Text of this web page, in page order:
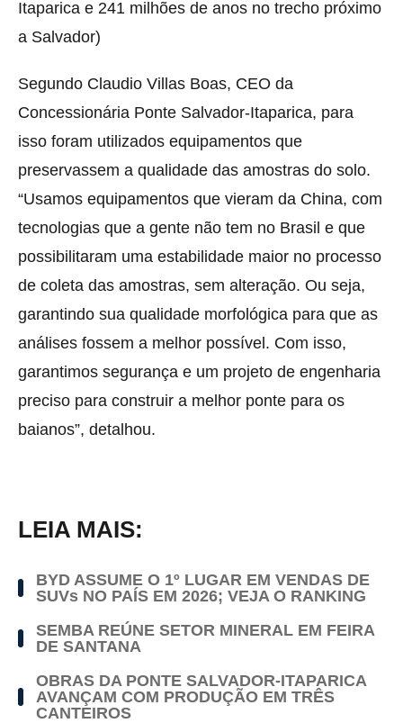
Itaparica e 241 milhões de anos no trecho próximo
a Salvador)
Segundo Claudio Villas Boas, CEO da
Concessionária Ponte Salvador-Itaparica, para
isso foram utilizados equipamentos que
preservassem a qualidade das amostras do solo.
“Usamos equipamentos que vieram da China, com
tecnologias que a gente não tem no Brasil e que
possibilitaram uma estabilidade maior no processo
de coleta das amostras, sem alteração. Ou seja,
garantindo sua qualidade morfológica para que as
análises fossem a melhor possível. Com isso,
garantimos segurança e um projeto de engenharia
preciso para construir a melhor ponte para os
baianos”, detalhou.
LEIA MAIS:
BYD ASSUME O 1º LUGAR EM VENDAS DE
SUVs NO PAÍS EM 2026; VEJA O RANKING
SEMBA REÚNE SETOR MINERAL EM FEIRA
DE SANTANA
OBRAS DA PONTE SALVADOR-ITAPARICA
AVANÇAM COM PRODUÇÃO EM TRÊS
CANTEIROS